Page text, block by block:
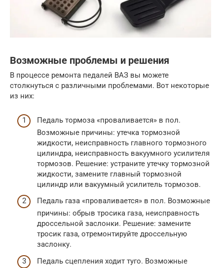
Возможные проблемы и решения
В процессе ремонта педалей ВАЗ вы можете
столкнуться с различными проблемами. Вот некоторые
из них:
Педаль тормоза «проваливается» в пол.
Возможные причины: утечка тормозной
жидкости, неисправность главного тормозного
цилиндра, неисправность вакуумного усилителя
тормозов. Решение: устраните утечку тормозной
жидкости, замените главный тормозной
цилиндр или вакуумный усилитель тормозов.
Педаль газа «проваливается» в пол. Возможные
причины: обрыв тросика газа, неисправность
дроссельной заслонки. Решение: замените
тросик газа, отремонтируйте дроссельную
заслонку.
Педаль сцепления ходит туго. Возможные